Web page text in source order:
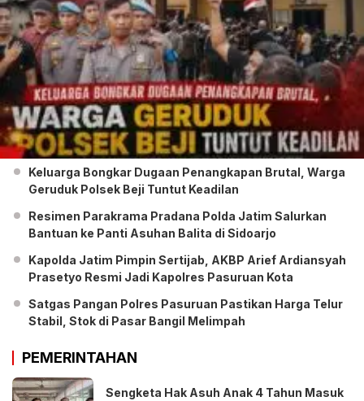
Keluarga Bongkar Dugaan Penangkapan Brutal, Warga
Geruduk Polsek Beji Tuntut Keadilan
Resimen Parakrama Pradana Polda Jatim Salurkan
Bantuan ke Panti Asuhan Balita di Sidoarjo
Kapolda Jatim Pimpin Sertijab, AKBP Arief Ardiansyah
Prasetyo Resmi Jadi Kapolres Pasuruan Kota
Satgas Pangan Polres Pasuruan Pastikan Harga Telur
Stabil, Stok di Pasar Bangil Melimpah
PEMERINTAHAN
Sengketa Hak Asuh Anak 4 Tahun Masuk